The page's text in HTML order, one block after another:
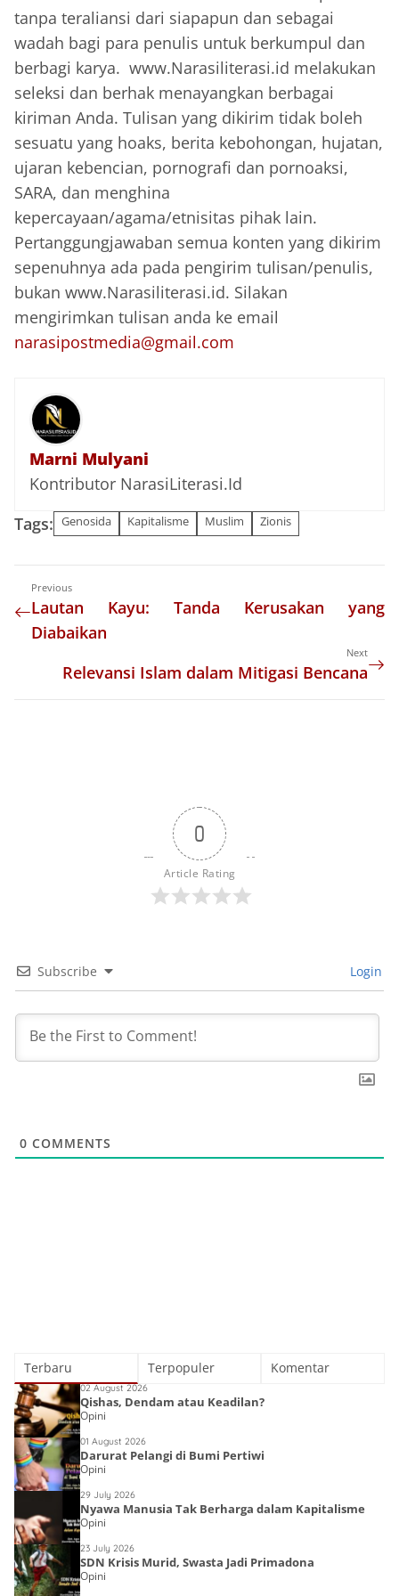
tanpa teraliansi dari siapapun dan sebagai
wadah bagi para penulis untuk berkumpul dan
berbagi karya. www.Narasiliterasi.id melakukan
seleksi dan berhak menayangkan berbagai
kiriman Anda. Tulisan yang dikirim tidak boleh
sesuatu yang hoaks, berita kebohongan, hujatan,
ujaran kebencian, pornografi dan pornoaksi,
SARA, dan menghina
kepercayaan/agama/etnisitas pihak lain.
Pertanggungjawaban semua konten yang dikirim
sepenuhnya ada pada pengirim tulisan/penulis,
bukan www.Narasiliterasi.id. Silakan
mengirimkan tulisan anda ke email
narasipostmedia@gmail.com
Marni Mulyani
Kontributor NarasiLiterasi.Id
Tags: Genosida Kapitalisme Muslim Zionis
Previous
Lautan Kayu: Tanda Kerusakan yang
Diabaikan
Next
Relevansi Islam dalam Mitigasi Bencana
0
Article Rating
Subscribe Login
0 COMMENTS
Terbaru Terpopuler Komentar
02 August 2026
Qishas, Dendam atau Keadilan?
Opini
01 August 2026
Darurat Pelangi di Bumi Pertiwi
Opini
29 July 2026
Nyawa Manusia Tak Berharga dalam Kapitalisme
Opini
23 July 2026
SDN Krisis Murid, Swasta Jadi Primadona
Opini